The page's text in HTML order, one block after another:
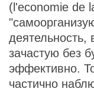
(l'economie de
зачастую без
эффективно.
частично